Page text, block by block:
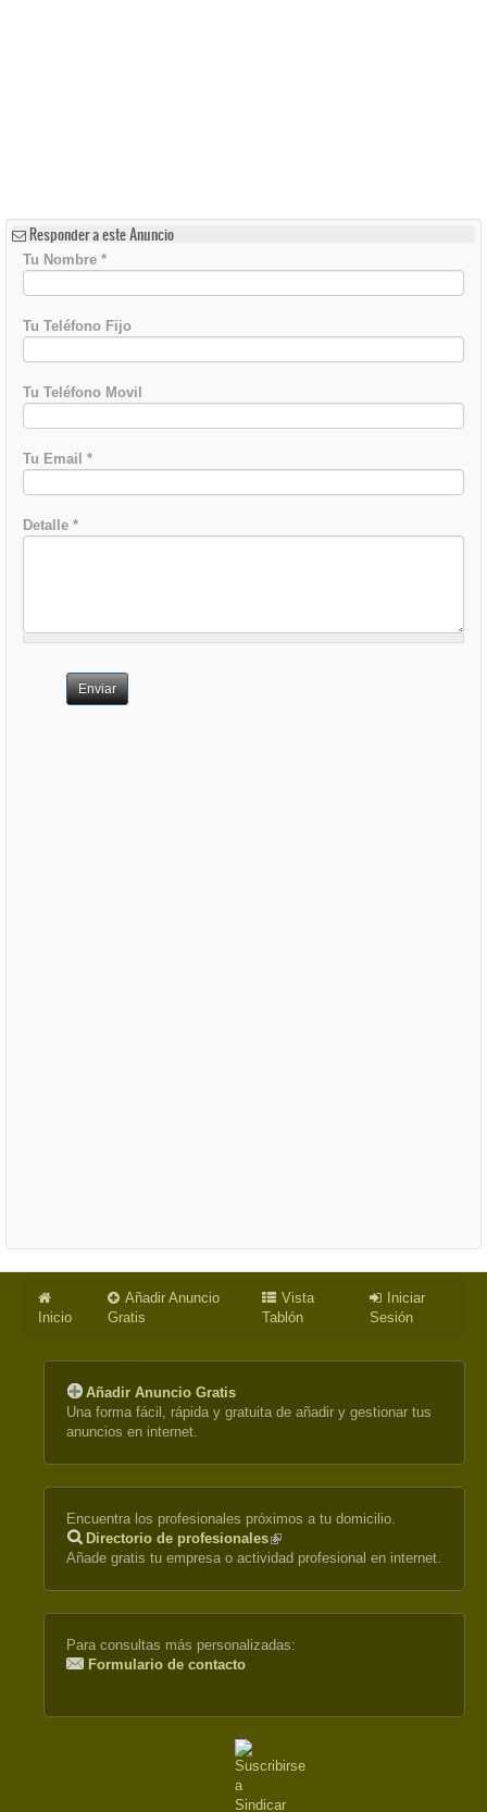
Responder a este Anuncio
Tu Nombre *
Tu Teléfono Fijo
Tu Teléfono Movil
Tu Email *
Detalle *
Enviar
Inicio
Añadir Anuncio
Gratis
Vista
Tablón
Iniciar
Sesión
Añadir Anuncio Gratis
Una forma fácil, rápida y gratuita de añadir y gestionar tus
anuncios en internet.
Encuentra los profesionales próximos a tu domicilio.
Directorio de profesionales(link
is
Añade gratis tu empresa o actividad profesional en internet.
Para consultas más personalizadas:
Formulario de contacto